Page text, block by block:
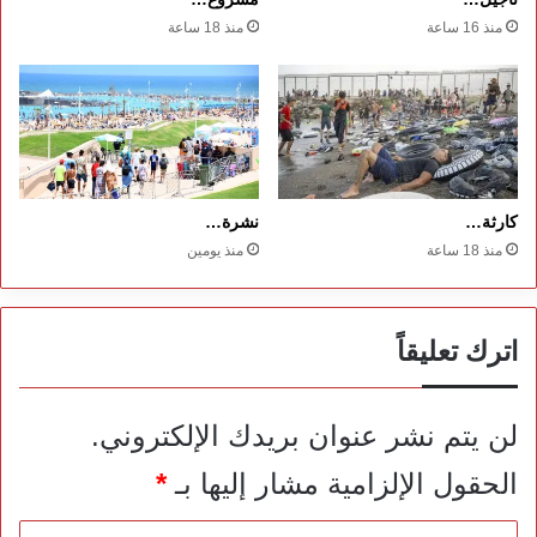
منذ 16 ساعة منذ 18 ساعة
كارثة…
منذ 18 ساعة
نشرة…
منذ يومين
اترك تعليقاً
لن يتم نشر عنوان بريدك الإلكتروني.
الحقول الإلزامية مشار إليها بـ*